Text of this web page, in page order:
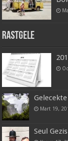
Rastgele
Mart 19,
Seul